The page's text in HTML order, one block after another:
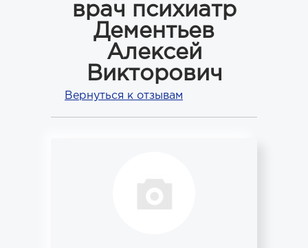
врач психиатр
Дементьев
Алексей
Викторович
Вернуться к отзывам